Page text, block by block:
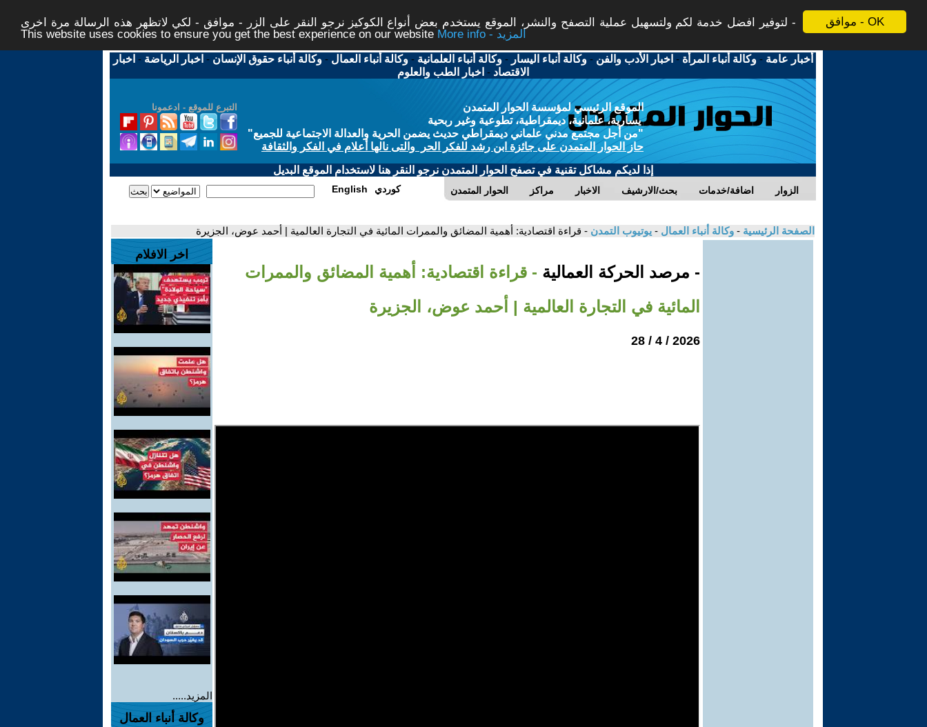
موافق - OK
لتوفير افضل خدمة لكم ولتسهيل عملية التصفح والنشر، الموقع يستخدم بعض أنواع الكوكيز نرجو النقر على الزر - موافق - لكي لاتظهر هذه الرسالة مرة اخرى -
This website uses cookies to ensure you get the best experience on our website
More info - المزيد
أخبار عامة -وكالة أنباء المرأة - اخبار الأدب والفن -وكالة أنباء اليسار -وكالة أنباء العلمانية -وكالة أنباء العمال -وكالة أنباء حقوق الإنسان - اخبار الرياضة - اخبار
الاقتصاد - اخبار الطب والعلوم
التبرع للموقع - ادعمونا
الموقع الرئيسي لمؤسسة الحوار المتمدن
يسارية، علمانية، ديمقراطية، تطوعية وغير ربحية
"من أجل مجتمع مدني علماني ديمقراطي حديث يضمن الحرية والعدالة الاجتماعية للجميع"
حاز الحوار المتمدن على جائزة ابن رشد للفكر الحر والتى نالها أعلام في الفكر والثقافة
إذا لديكم مشاكل تقنية في تصفح الحوار المتمدن نرجو النقر هنا لاستخدام الموقع البديل
الحوار المتمدن مراكز الاخبار بحث/الارشيف اضافة/خدمات الزوار English كوردي
الصفحة الرئيسية - وكالة أنباء العمال - يوتيوب التمدن - قراءة اقتصادية: أهمية المضائق والممرات المائية في التجارة العالمية | أحمد عوض، الجزيرة
- مرصد الحركة العمالية - قراءة اقتصادية: أهمية المضائق والممرات
المائية في التجارة العالمية | أحمد عوض، الجزيرة
2026 / 4 / 28
اخر الافلام
المزيد.....
وكالة أنباء العمال